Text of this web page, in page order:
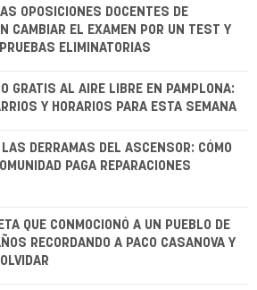
OPOSICIONES DOCENTES DE
CAMBIAR EL EXAMEN POR UN TEST Y
ELIMINATORIAS
GRATIS AL AIRE LIBRE EN PAMPLONA:
Y HORARIOS PARA ESTA SEMANA
DERRAMAS DEL ASCENSOR: CÓMO
PAGA REPARACIONES
QUE CONMOCIONÓ A UN PUEBLO DE
RECORDANDO A PACO CASANOVA Y